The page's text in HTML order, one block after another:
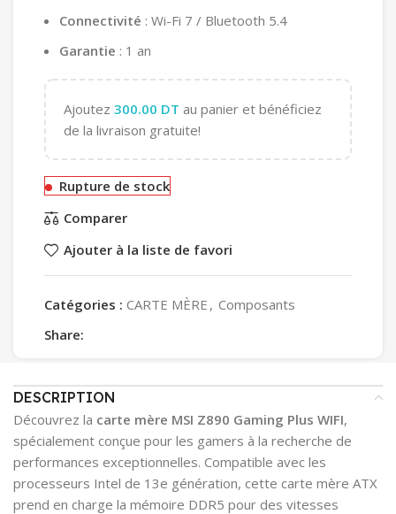
Connectivité : Wi-Fi 7 / Bluetooth 5.4
Garantie : 1 an
Ajoutez 300.00 DT au panier et bénéficiez
de la livraison gratuite!
Rupture de stock
Comparer
Ajouter à la liste de favori
Catégories : CARTE MÈRE , Composants
Share:
DESCRIPTION
Découvrez la carte mère MSI Z890 Gaming Plus WIFI,
spécialement conçue pour les gamers à la recherche de
performances exceptionnelles. Compatible avec les
processeurs Intel de 13e génération, cette carte mère ATX
prend en charge la mémoire DDR5 pour des vitesses